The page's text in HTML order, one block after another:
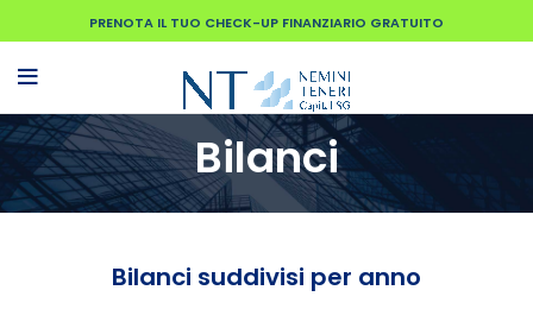
Bilanci
Bilanci suddivisi per anno
PRENOTA IL TUO CHECK-UP FINANZIARIO GRATUITO